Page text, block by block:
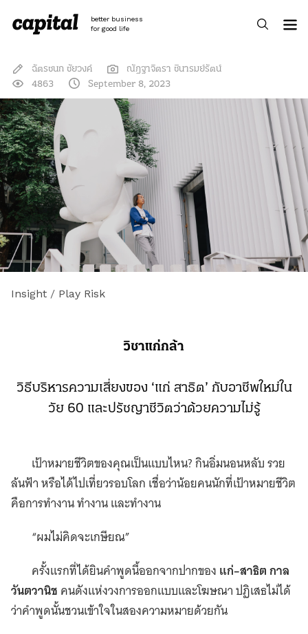
content
better business
for good life
ฉัตรชนก ชัยวงค์
ณัฎฐาจิตรา ชินารมย์รัตน์
4863
September 8, 2023
Insight / Play Risk
วิชาแก่กล้า
วิธีบริหารความเสี่ยงของ ‘แก่ สาธิต’ กับอาชีพใหม่ใน
วัย 60 และปรัชญาชีวิตว่าด้วยความไม่รู้
เป้าหมายชีวิตของคุณเป็นแบบไหน? กินอิ่มนอนหลับ รวย
ล้นฟ้า หรือได้ไปเที่ยวรอบโลก เชื่อว่าน้อยคนนักที่เป้าหมายชีวิต
คือการทำงาน ทำงาน และทำงาน
“ผมไม่คิดจะเกษียณ”
ครั้งแรกที่ได้ยินคำพูดนี้ออกจากปากของ แก่–สาธิต กาล
วันตวานิช คนดังแห่งวงการออกแบบและโฆษณา ปฏิเสธไม่ได้
ว่าคำพูดนั้นชวนเข้าใจในสองความหมายด้วยกัน